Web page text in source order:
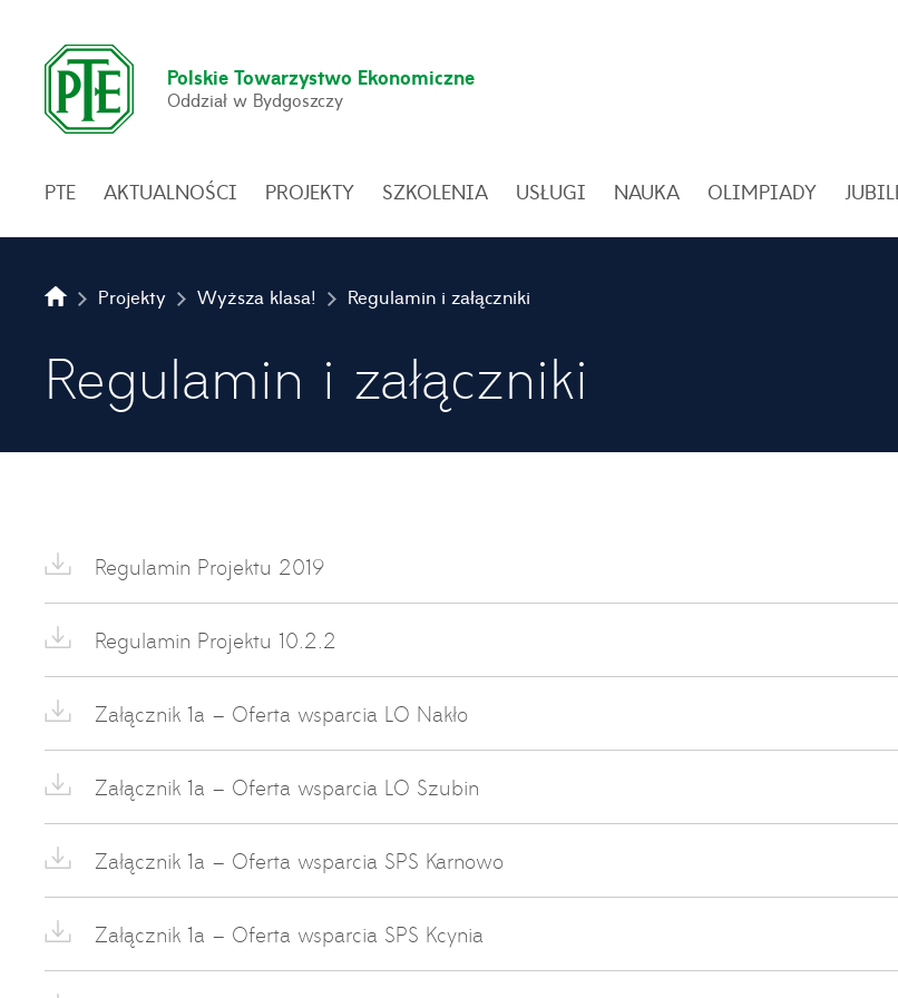
Polskie Towarzystwo Ekonomiczne
Oddział w Bydgoszczy
PTE AKTUALNOŚCI PROJEKTY SZKOLENIA USŁUGI NAUKA OLIMPIADY
Projekty Wyższa klasa! Regulamin i załączniki
Regulamin i załączniki
Regulamin Projektu 2019
Regulamin Projektu 10.2.2
Załącznik 1a – Oferta wsparcia LO Nakło
Załącznik 1a – Oferta wsparcia LO Szubin
Załącznik 1a – Oferta wsparcia SPS Karnowo
Załącznik 1a – Oferta wsparcia SPS Kcynia